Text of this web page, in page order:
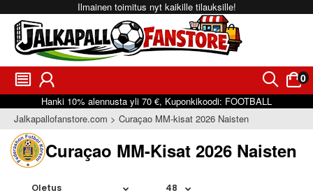
Ilmainen toimitus nyt kaikille tilauksille!
󰂩 󰃳 󰂨 0
󰃠
Hanki 10% alennusta yli 70 €, Kuponkikoodi: FOOTBALL
Jalkapallofanstore.com
Curaçao MM-kisat 2026 Naisten
Curaçao MM-Kisat 2026 Naisten